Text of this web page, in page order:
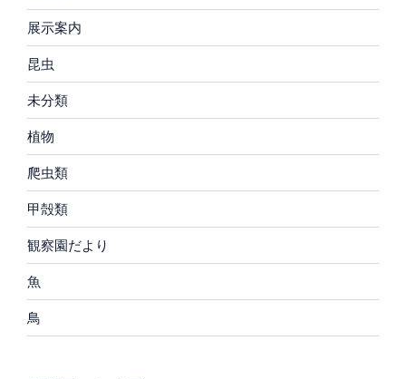
展示案内
昆虫
未分類
植物
爬虫類
甲殻類
観察園だより
魚
鳥